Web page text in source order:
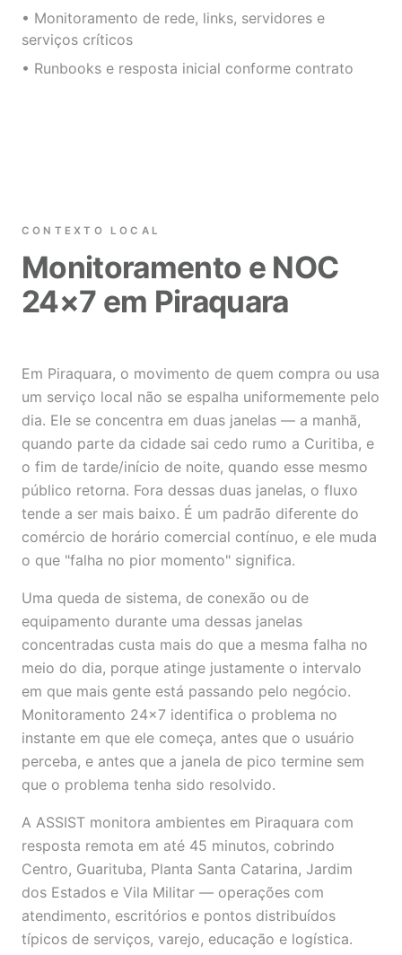
• Monitoramento de rede, links, servidores e
serviços críticos
• Runbooks e resposta inicial conforme contrato
CONTEXTO LOCAL
Monitoramento e NOC
24×7 em Piraquara
Em Piraquara, o movimento de quem compra ou usa
um serviço local não se espalha uniformemente pelo
dia. Ele se concentra em duas janelas — a manhã,
quando parte da cidade sai cedo rumo a Curitiba, e
o fim de tarde/início de noite, quando esse mesmo
público retorna. Fora dessas duas janelas, o fluxo
tende a ser mais baixo. É um padrão diferente do
comércio de horário comercial contínuo, e ele muda
o que "falha no pior momento" significa.
Uma queda de sistema, de conexão ou de
equipamento durante uma dessas janelas
concentradas custa mais do que a mesma falha no
meio do dia, porque atinge justamente o intervalo
em que mais gente está passando pelo negócio.
Monitoramento 24x7 identifica o problema no
instante em que ele começa, antes que o usuário
perceba, e antes que a janela de pico termine sem
que o problema tenha sido resolvido.
A ASSIST monitora ambientes em Piraquara com
resposta remota em até 45 minutos, cobrindo
Centro, Guarituba, Planta Santa Catarina, Jardim
dos Estados e Vila Militar — operações com
atendimento, escritórios e pontos distribuídos
típicos de serviços, varejo, educação e logística.